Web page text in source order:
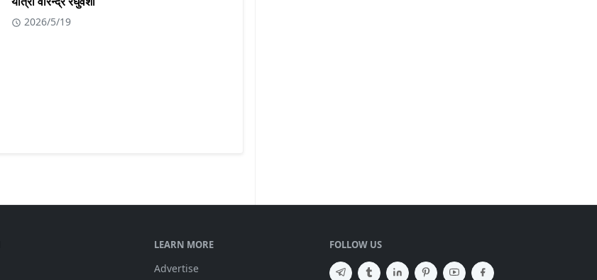
2026/5/19
LEARN MORE
Advertise
FOLLOW US